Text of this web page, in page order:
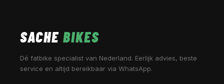
SACHE BIKES
Dé fatbike specialist van Nederland. Eerlijk advies, beste
service en altijd bereikbaar via WhatsApp.